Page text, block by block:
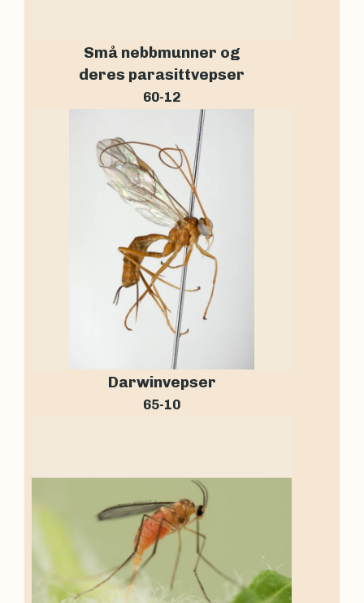
Små nebbmunner og
deres parasittvepser
60-12
Darwinvepser
65-10